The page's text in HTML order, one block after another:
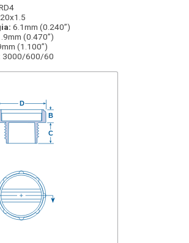
6.1mm (0.240”)
(0.470”)
(1.100”)
3000/600/60